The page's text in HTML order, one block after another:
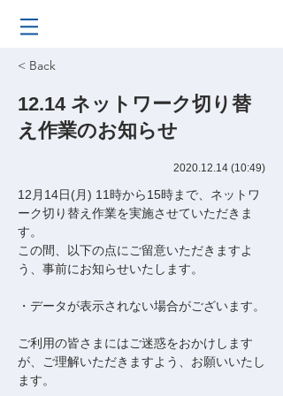
< Back
12.14 ネットワーク切り替
え作業のお知らせ
2020.12.14 (10:49)
12月14日(月) 11時から15時まで、ネットワ
ーク切り替え作業を実施させていただきま
す。
この間、以下の点にご留意いただきますよ
う、事前にお知らせいたします。
・データが表示されない場合がございます。
ご利用の皆さまにはご迷惑をおかけします
が、ご理解いただきますよう、お願いいたし
ます。